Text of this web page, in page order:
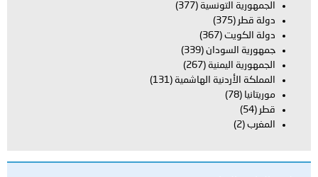
الجمهورية التونسية (377)
دولة قطر (375)
دولة الكويت (367)
جمهورية السودان (339)
الجمهورية اليمنية (267)
المملكة الأردنية الهاشمية (131)
موريتانيا (78)
قطر (54)
المغرب (2)